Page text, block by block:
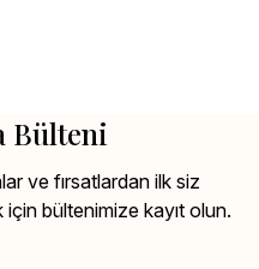
Bülteni
ve fırsatlardan ilk siz
bültenimize kayıt olun.